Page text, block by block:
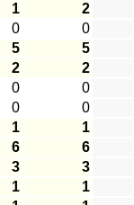
1 2
0 0
5 5
2 2
0 0
0 0
1 1
6 6
3 3
1 1